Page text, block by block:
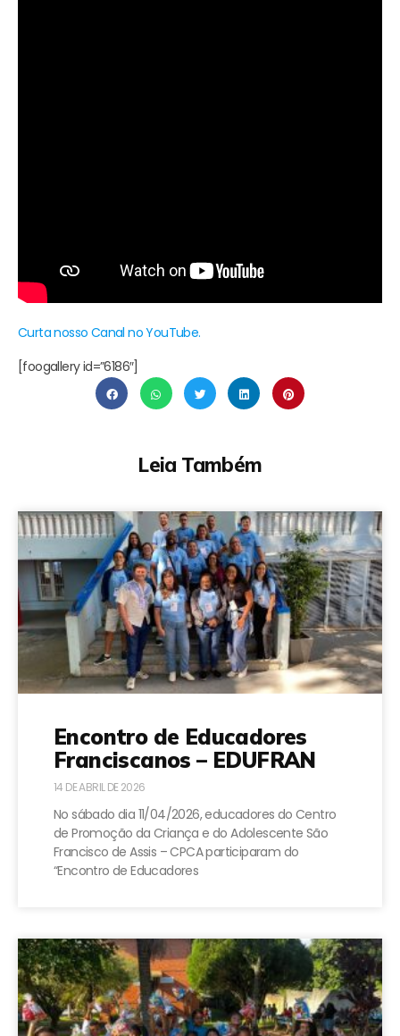
Curta nosso Canal no YouTube.
[foogallery id=”6186″]
Leia Também
Encontro de Educadores
Franciscanos – EDUFRAN
14 DE ABRIL DE 2026
No sábado dia 11/04/2026, educadores do Centro
de Promoção da Criança e do Adolescente São
Francisco de Assis – CPCA participaram do
“Encontro de Educadores